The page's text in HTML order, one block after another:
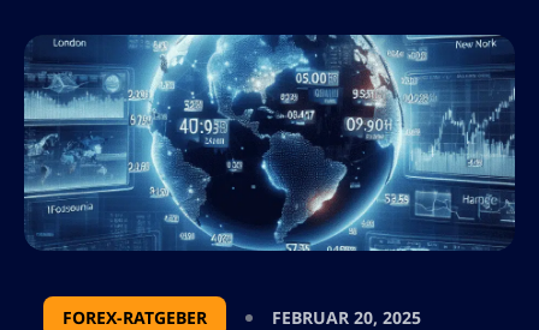
fortschrittlicher Analysetechniken für
erfolgreiches Trading. Einer der
bemerkenswertesten Trends auf dem […]
FOREX-RATGEBER FEBRUAR 20, 2025